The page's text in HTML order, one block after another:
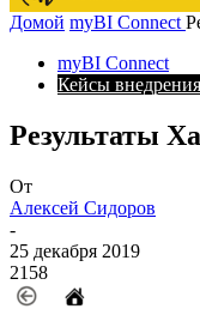
Домой myBI Connect
myBI Connect
Кейсы внедрения
Результаты
От
Алексей Сидоров
-
25 декабря 2019
2158